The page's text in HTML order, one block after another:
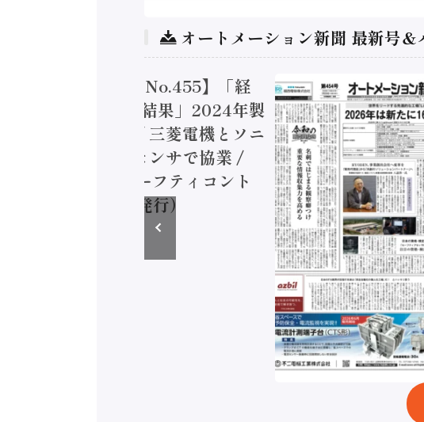
オートメーション新聞 最新号
トメーション新聞 No.455】「経
実態調査二次集計結果」2024年製
加価値額86兆円 / 三菱電機とソニ
コン AIビジョンセンサで協業 /
安全に動かすセーフティコント
（2026年8月5日発行）